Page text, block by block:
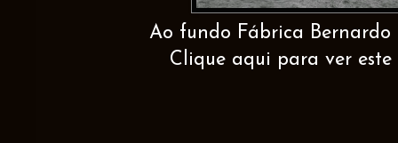
Ao fundo Fábrica Bernardo
Clique aqui para ver